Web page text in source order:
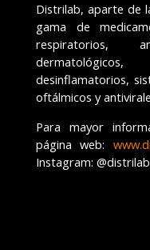
Distrilab, aparte de
gama de
respiratorios,
desinflamatorios,
oftálmicos y
Para mayor
página web:
Instagram: